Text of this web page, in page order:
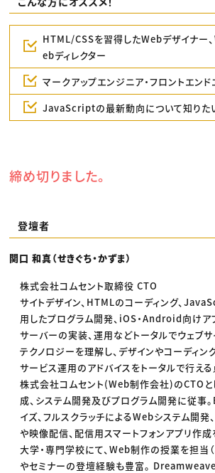
HTML/CSSを習得したWebデザイナー
ebディレクター
マークアップエンジニア・フロントエン
JavaScriptの最新動向について知りた
締め切りました。
登壇者
関口 和真（せきぐち・かずま）
株式会社コムセント取締役 CTO
サイトデザイン、HTMLのコーディング、
用したプログラム開発、iOS・Android向けア
サーバーの実装、運用などトータルでウェブサ
テクノロジーを理解し、デザインやコーディン
サービス運用のアドバイスをトータルで行える
株式会社コムセント(Web制作会社)のCTOと
成、システム開発及びプログラム開発に従事。
イズ、フルスクラッチによるWebシステム開発
や映像配信、配信用スマートフォンアプリ作成
大学・専門学校にて、Web制作の授業を担当（
やセミナーの登壇経験も豊富。